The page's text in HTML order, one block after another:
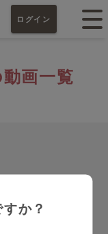
ログイン
動画一覧
か？